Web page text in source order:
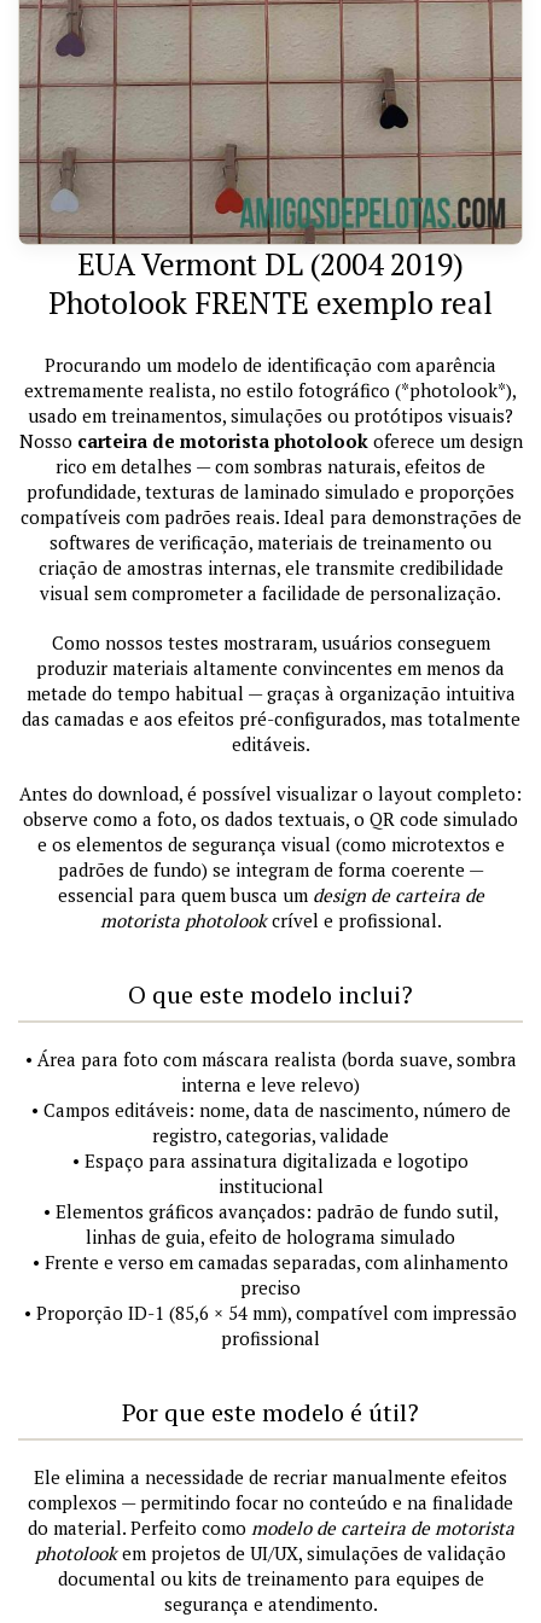
EUA Vermont DL (2004 2019)
Photolook FRENTE exemplo real
Procurando um modelo de identificação com aparência
extremamente realista, no estilo fotográfico (*photolook*),
usado em treinamentos, simulações ou protótipos visuais?
Nosso carteira de motorista photolookoferece um design
rico em detalhes — com sombras naturais, efeitos de
profundidade, texturas de laminado simulado e proporções
compatíveis com padrões reais. Ideal para demonstrações de
softwares de verificação, materiais de treinamento ou
criação de amostras internas, ele transmite credibilidade
visual sem comprometer a facilidade de personalização.
Como nossos testes mostraram, usuários conseguem
produzir materiais altamente convincentes em menos da
metade do tempo habitual — graças à organização intuitiva
das camadas e aos efeitos pré-configurados, mas totalmente
editáveis.
Antes do download, é possível visualizar o layout completo:
observe como a foto, os dados textuais, o QR code simulado
e os elementos de segurança visual (como microtextos e
padrões de fundo) se integram de forma coerente —
essencial para quem busca um design de carteira de
motorista photolookcrível e profissional.
O que este modelo inclui?
• Área para foto com máscara realista (borda suave, sombra
interna e leve relevo)
• Campos editáveis: nome, data de nascimento, número de
registro, categorias, validade
• Espaço para assinatura digitalizada e logotipo
institucional
• Elementos gráficos avançados: padrão de fundo sutil,
linhas de guia, efeito de holograma simulado
• Frente e verso em camadas separadas, com alinhamento
preciso
• Proporção ID-1 (85,6 × 54 mm), compatível com impressão
profissional
Por que este modelo é útil?
Ele elimina a necessidade de recriar manualmente efeitos
complexos — permitindo focar no conteúdo e na finalidade
do material. Perfeito como modelo de carteira de motorista
photolookem projetos de UI/UX, simulações de validação
documental ou kits de treinamento para equipes de
segurança e atendimento.